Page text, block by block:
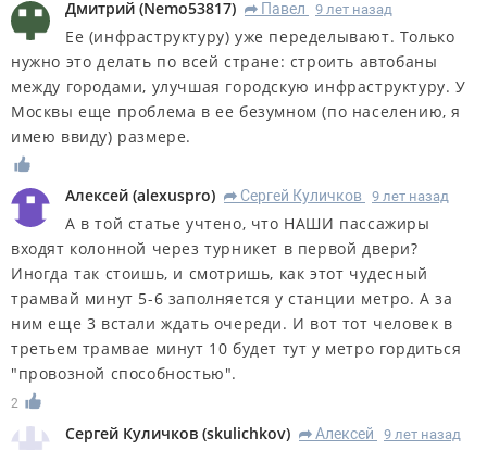
Дмитрий (Nemo53817) R Павел 9 лет назад
Ее (инфраструктуру) уже переделывают. Только
нужно это делать по всей стране: строить автобаны
между городами, улучшая городскую инфраструктуру. У
Москвы еще проблема в ее безумном (по населению, я
имею ввиду) размере.
Алексей (alexuspro) R Сергей Куличков 9 лет назад
А в той статье учтено, что НАШИ пассажиры
входят колонной через турникет в первой двери?
Иногда так стоишь, и смотришь, как этот чудесный
трамвай минут 5-6 заполняется у станции метро. А за
ним еще 3 встали ждать очереди. И вот тот человек в
третьем трамвае минут 10 будет тут у метро гордиться
"провозной способностью".
2
Сергей Куличков (skulichkov) R Алексей 9 лет назад